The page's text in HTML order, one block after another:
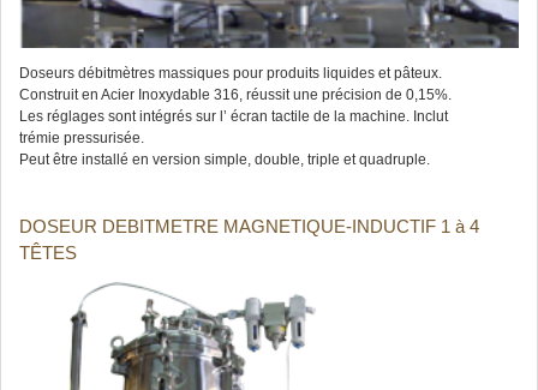
Doseurs débitmètres massiques pour produits liquides et pâteux.
Construit en Acier Inoxydable 316, réussit une précision de 0,15%.
Les réglages sont intégrés sur l’ écran tactile de la machine. Inclut
trémie pressurisée.
Peut être installé en version simple, double, triple et quadruple.
DOSEUR DEBITMETRE MAGNETIQUE-INDUCTIF 1 à 4
TÊTES